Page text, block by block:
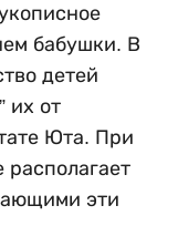
бабушки. В
детей
их от
Юта. При
располагает
эти